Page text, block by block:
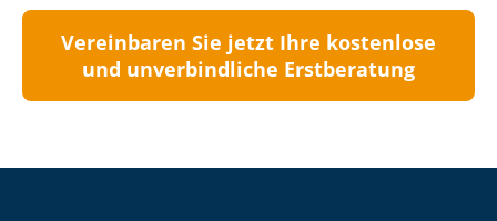
Vereinbaren Sie jetzt Ihre kostenlose
und unverbindliche Erstberatung